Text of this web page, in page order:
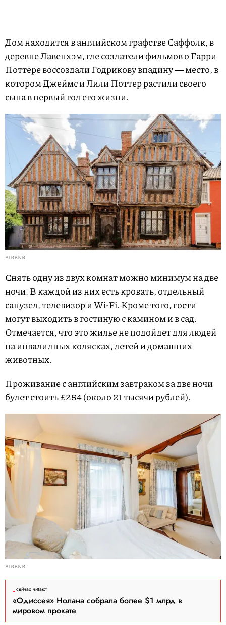
Дом находится в английском графстве Саффолк, в
деревне Лавенхэм, где создатели фильмов о Гарри
Поттере воссоздали Годрикову впадину ― место, в
котором Джеймс и Лили Поттер растили своего
сына в первый год его жизни.
AIRBNB
Снять одну из двух комнат можно минимум на две
ночи. В каждой из них есть кровать, отдельный
санузел, телевизор и Wi-Fi. Кроме того, гости
могут выходить в гостиную с камином и в сад.
Отмечается, что это жилье не подойдет для людей
на инвалидных колясках, детей и домашних
животных.
Проживание с английским завтраком за две ночи
будет стоить £254 (около 21 тысячи рублей).
AIRBNB
сейчас читают
«Одиссея» Нолана собрала более $1 млрд в
мировом прокате